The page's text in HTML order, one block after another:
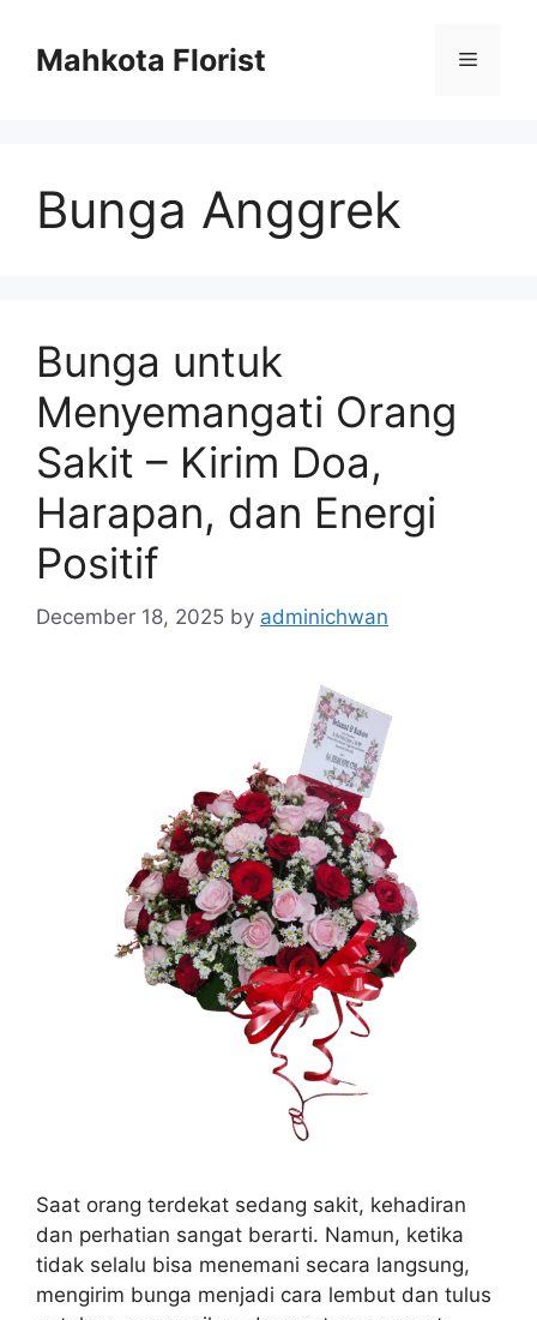
Mahkota Florist
Bunga Anggrek
Bunga untuk
Menyemangati Orang
Sakit – Kirim Doa,
Harapan, dan Energi
Positif
December 18, 2025 by adminichwan
Saat orang terdekat sedang sakit, kehadiran
dan perhatian sangat berarti. Namun, ketika
tidak selalu bisa menemani secara langsung,
mengirim bunga menjadi cara lembut dan tulus